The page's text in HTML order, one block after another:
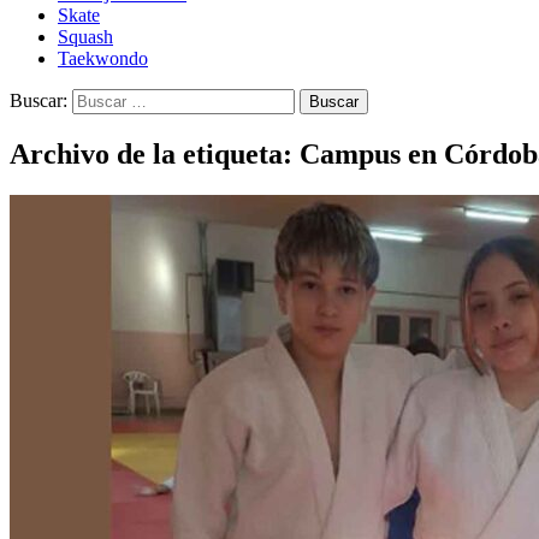
Skate
Squash
Taekwondo
Buscar:
Archivo de la etiqueta: Campus en